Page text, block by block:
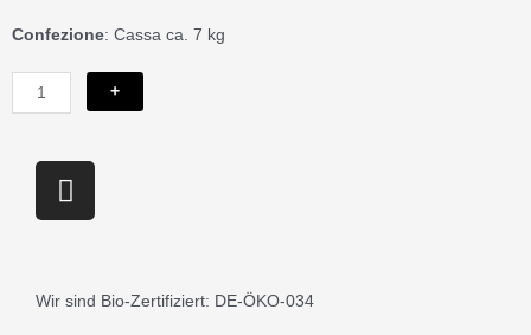
Confezione: Cassa ca. 7 kg
Pomodoro
Ciliegino
quantità
+
I
n
a
Wir sind Bio-Zertifiziert: DE-ÖKO-034